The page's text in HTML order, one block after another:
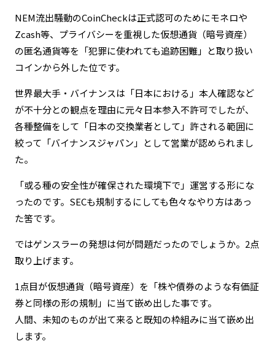
NEM流出騒動のCoinCheckは正式認可のためにモネロや
Zcash等、プライバシーを重視した仮想通貨（暗号資産）
の匿名通貨等を「犯罪に使われても追跡困難」と取り扱い
コインから外した位です。
世界最大手・バイナンスは「日本における」本人確認など
が不十分との観点を理由に元々日本参入不許可でしたが、
各種整備をして「日本の交換業者として」許される範囲に
絞って「バイナンスジャパン」として営業が認められまし
た。
「或る種の安全性が確保された環境下で」運営する形にな
ったのです。SECも規制するにしても色々なやり方はあっ
た筈です。
ではゲンスラーの発想は何が問題だったのでしょうか。2点
取り上げます。
1点目が仮想通貨（暗号資産）を「株や債券のような有価証
券と同様の形の規制」に当て嵌め出した事です。
人間、未知のものが出て来ると既知の枠組みに当て嵌め出
します。